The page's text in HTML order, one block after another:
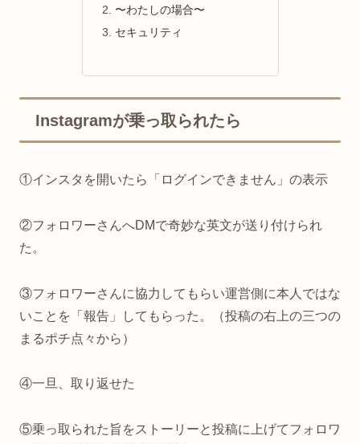
〜わたしの場合〜
セキュリティ
Instagramが乗っ取られたら
①インスタを開いたら「ログインできません」の表示
②フォロワーさんへDMで奇妙な英文が送り付けられ
た。
③フォロワーさんに協力してもらい運営側に本人ではな
いことを「報告」してもらった。（投稿の右上の三つの
まるポチ点々から）
④一旦、取り返せた
⑤乗っ取られた旨をストーリーと投稿に上げてフォロワ